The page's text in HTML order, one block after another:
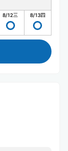
8/12三 8/13四